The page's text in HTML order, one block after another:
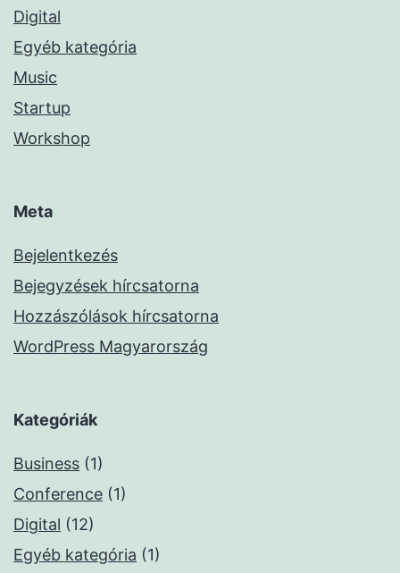
Digital
Egyéb kategória
Music
Startup
Workshop
Meta
Bejelentkezés
Bejegyzések hírcsatorna
Hozzászólások hírcsatorna
WordPress Magyarország
Kategóriák
Business (1)
Conference (1)
Digital (12)
Egyéb kategória (1)